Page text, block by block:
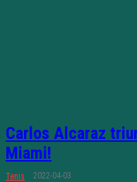
Carlos Alcaraz
Miami!
Tenis 2022-04-03